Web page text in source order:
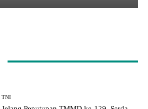
TNI